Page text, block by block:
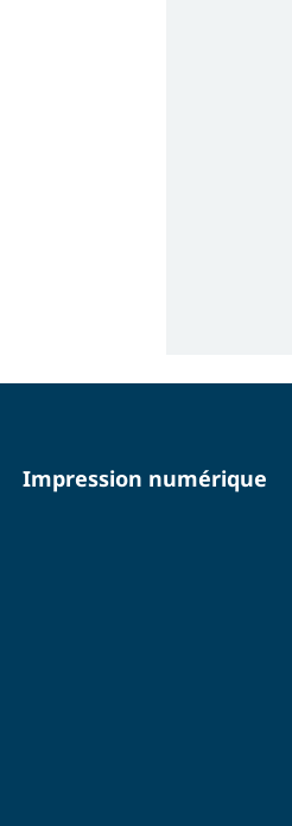
Impression numérique